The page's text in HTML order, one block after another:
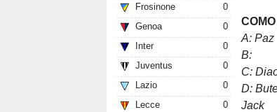
Frosinone
0
Genoa
0
Inter
0
Juventus
0
Lazio
0
Lecce
0
A:Paz
B:
C:
D:
Jack